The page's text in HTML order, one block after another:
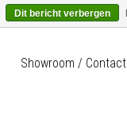
Merken
Showroom / Contact
Dit bericht verbergen